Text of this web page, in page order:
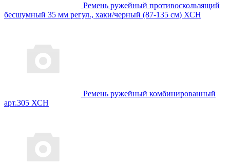
Ремень ружейный противоскользящий
бесшумный 35 мм регул., хаки/черный (87-135 см) ХСН
Ремень ружейный комбинированный
арт.305 ХСН